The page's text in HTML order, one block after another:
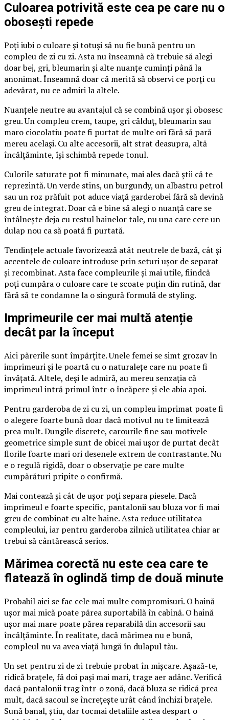
Culoarea potrivită este cea pe care nu o
obosești repede
Poți iubi o culoare și totuși să nu fie bună pentru un
compleu de zi cu zi. Asta nu înseamnă că trebuie să alegi
doar bej, gri, bleumarin și alte nuanțe cuminți până la
anonimat. Înseamnă doar că merită să observi ce porți cu
adevărat, nu ce admiri la altele.
Nuanțele neutre au avantajul că se combină ușor și obosesc
greu. Un compleu crem, taupe, gri călduț, bleumarin sau
maro ciocolatiu poate fi purtat de multe ori fără să pară
mereu același. Cu alte accesorii, alt strat deasupra, altă
încălțăminte, își schimbă repede tonul.
Culorile saturate pot fi minunate, mai ales dacă știi că te
reprezintă. Un verde stins, un burgundy, un albastru petrol
sau un roz prăfuit pot aduce viață garderobei fără să devină
greu de integrat. Doar că e bine să alegi o nuanță care se
întâlnește deja cu restul hainelor tale, nu una care cere un
dulap nou ca să poată fi purtată.
Tendințele actuale favorizează atât neutrele de bază, cât și
accentele de culoare introduse prin seturi ușor de separat
și recombinat. Asta face compleurile și mai utile, fiindcă
poți cumpăra o culoare care te scoate puțin din rutină, dar
fără să te condamne la o singură formulă de styling.
Imprimeurile cer mai multă atenție
decât par la început
Aici părerile sunt împărțite. Unele femei se simt grozav în
imprimeuri și le poartă cu o naturalețe care nu poate fi
învățată. Altele, deși le admiră, au mereu senzația că
imprimeul intră primul într-o încăpere și ele abia apoi.
Pentru garderoba de zi cu zi, un compleu imprimat poate fi
o alegere foarte bună doar dacă motivul nu te limitează
prea mult. Dungile discrete, carourile fine sau motivele
geometrice simple sunt de obicei mai ușor de purtat decât
florile foarte mari ori desenele extrem de contrastante. Nu
e o regulă rigidă, doar o observație pe care multe
cumpărături pripite o confirmă.
Mai contează și cât de ușor poți separa piesele. Dacă
imprimeul e foarte specific, pantalonii sau bluza vor fi mai
greu de combinat cu alte haine. Asta reduce utilitatea
compleului, iar pentru garderoba zilnică utilitatea chiar ar
trebui să cântărească serios.
Mărimea corectă nu este cea care te
flatează în oglindă timp de două minute
Probabil aici se fac cele mai multe compromisuri. O haină
ușor mai mică poate părea suportabilă în cabină. O haină
ușor mai mare poate părea reparabilă din accesorii sau
încălțăminte. În realitate, dacă mărimea nu e bună,
compleul nu va avea viață lungă în dulapul tău.
Un set pentru zi de zi trebuie probat în mișcare. Așază-te,
ridică brațele, fă doi pași mai mari, trage aer adânc. Verifică
dacă pantalonii trag într-o zonă, dacă bluza se ridică prea
mult, dacă sacoul se încrețește urât când închizi brațele.
Sună banal, știu, dar tocmai detaliile astea despart o